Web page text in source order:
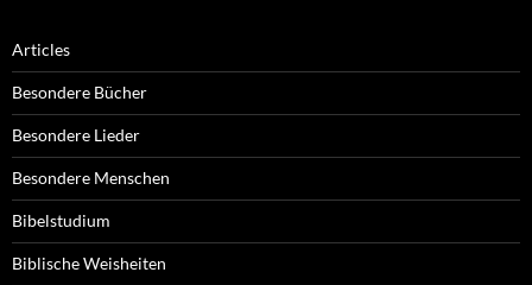
Articles
Besondere Bücher
Besondere Lieder
Besondere Menschen
Bibelstudium
Biblische Weisheiten